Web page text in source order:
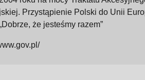
Przystąpienie Polski do Unii
że jesteśmy razem”